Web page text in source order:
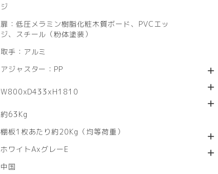
ジ
扉：低圧メラミン樹脂化粧木質ボード、PVCエッ
ジ、スチール（粉体塗装）
取手：アルミ
アジャスター：PP
W800xD433xH1810
約63Kg
棚板1枚あたり約20Kg（均等荷重）
ホワイトAxグレーE
中国